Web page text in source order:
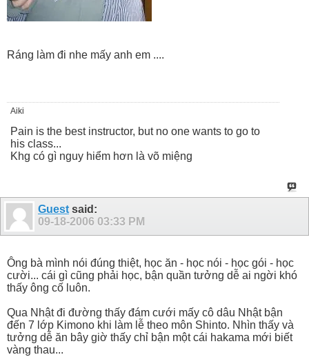
Ráng làm đi nhe mấy anh em ....
Aiki
Pain is the best instructor, but no one wants to go to
his class...
Khg có gì nguy hiểm hơn là võ miệng
Guest said:
09-18-2006 03:33 PM
Ông bà mình nói đúng thiệt, học ăn - học nói - học gói - học
cười... cái gì cũng phải học, bận quần tưởng dễ ai ngời khó
thấy ông cố luôn.
Qua Nhật đi đường thấy đám cưới mấy cô dâu Nhật bận
đến 7 lớp Kimono khi làm lễ theo môn Shinto. Nhìn thấy và
tưởng dễ ăn bây giờ thấy chỉ bận một cái hakama mới biết
vàng thau...